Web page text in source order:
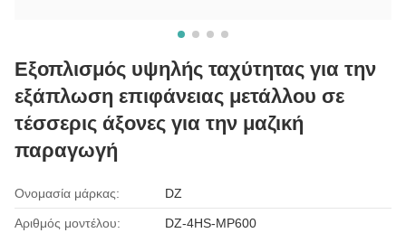
Εξοπλισμός υψηλής ταχύτητας για την
εξάπλωση επιφάνειας μετάλλου σε
τέσσερις άξονες για την μαζική
παραγωγή
Ονομασία μάρκας: DZ
Αριθμός μοντέλου: DZ-4HS-MP600